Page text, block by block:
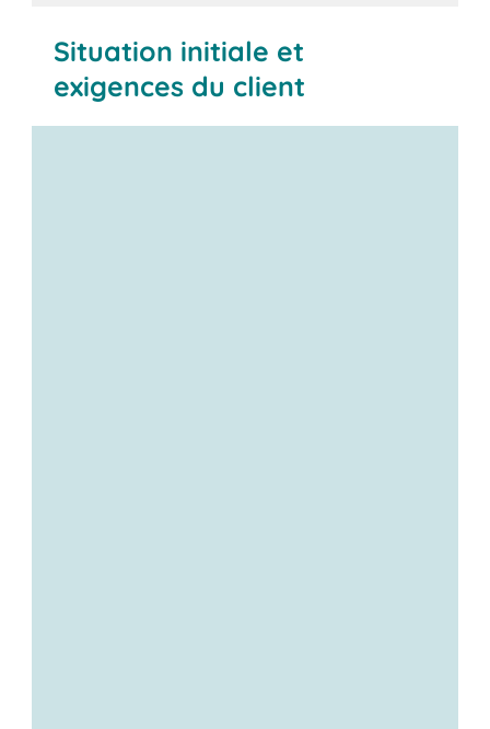
Situation initiale et
exigences du client